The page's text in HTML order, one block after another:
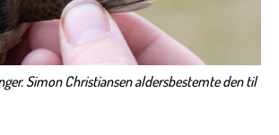
Simon Christiansen aldersbestemte den til